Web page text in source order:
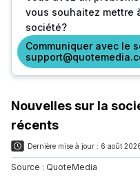
vous souhaitez mettre
société?
Communiquer avec le
Nouvelles sur la
récents
Dernière mise à jour : 6 août
Source : QuoteMedia